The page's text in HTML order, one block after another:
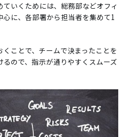
いくためには、総務部などオフィ
に、各部署から担当者を集めて1
ことで、チームで決まったことを
ので、指示が通りやすくスムーズ